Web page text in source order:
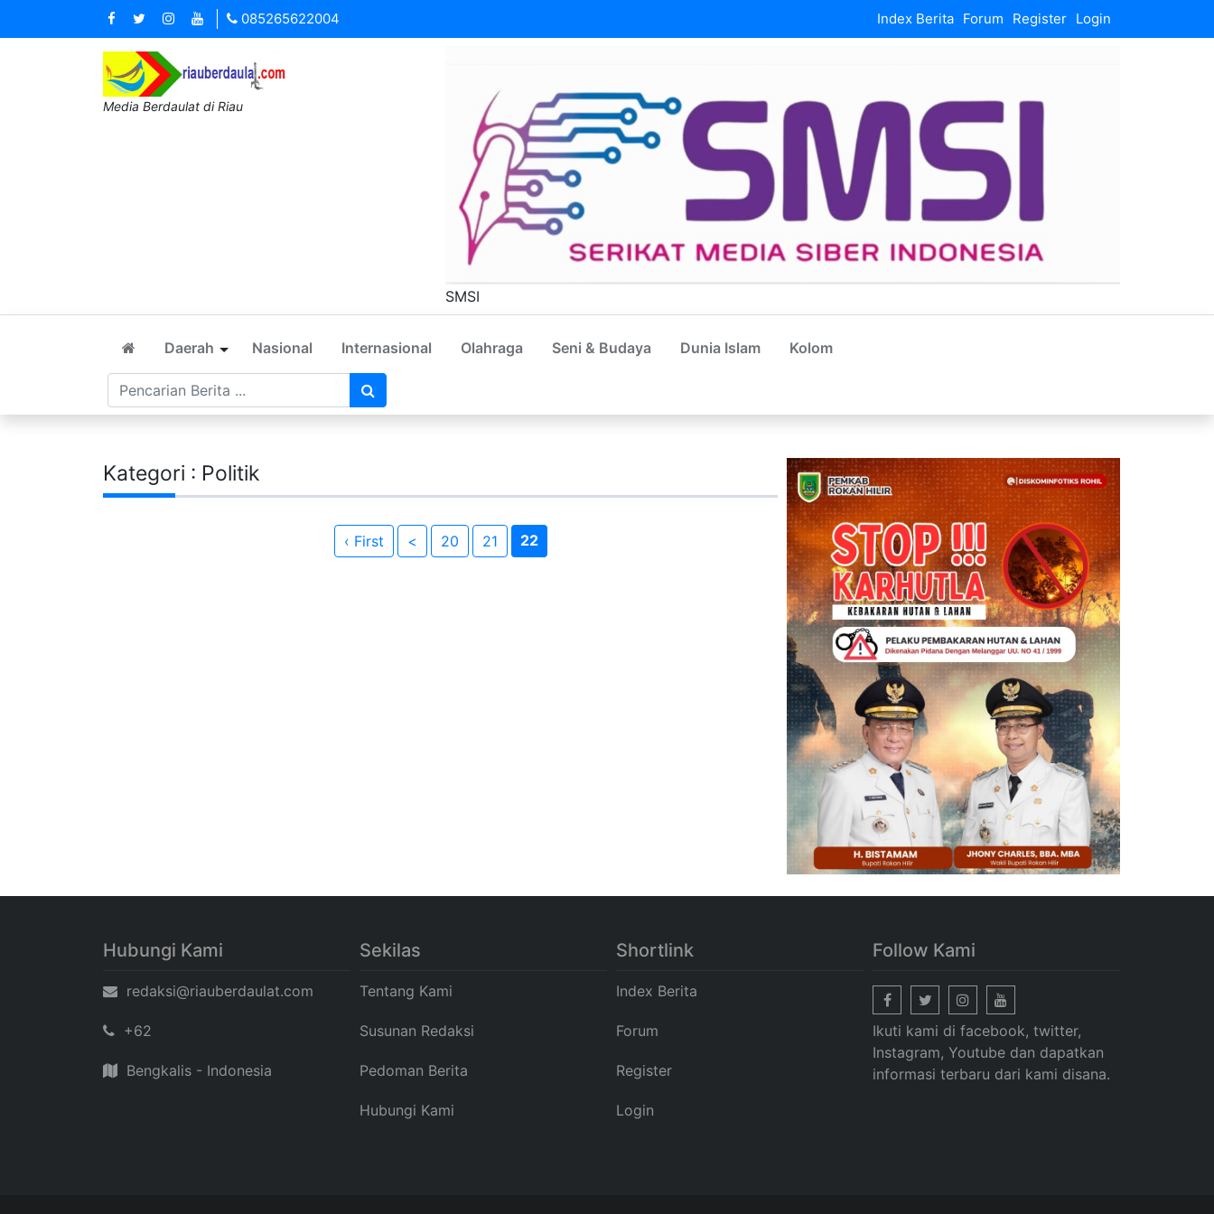
085265622004 Index Berita Forum Register Login
Media Berdaulat di Riau
SMSI
Daerah Nasional Internasional Olahraga Seni & Budaya Dunia Islam Kolom
Kategori : Politik
‹ First < 20 21 22
Hubungi Kami
redaksi@riauberdaulat.com
+62
Bengkalis - Indonesia
Sekilas
Tentang Kami
Susunan Redaksi
Pedoman Berita
Hubungi Kami
Shortlink
Index Berita
Forum
Register
Login
Follow Kami
Ikuti kami di facebook, twitter,
Instagram, Youtube dan dapatkan
informasi terbaru dari kami disana.